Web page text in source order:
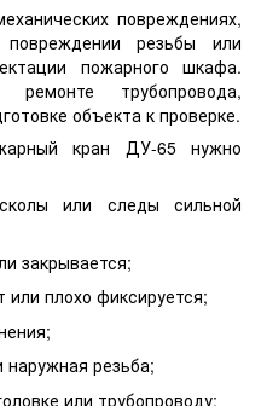
повреждениях,
повреждении резьбы или
пожарного шкафа.
трубопровода,
объекта к проверке.
кран ДУ-65 нужно
или следы сильной
закрывается;
плохо фиксируется;
резьба;
или трубопроводу;